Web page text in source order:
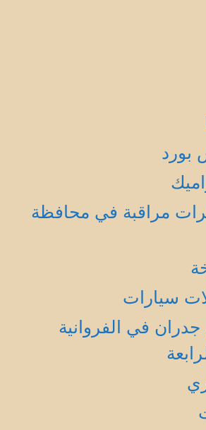
بورد
مراقبة في محافظة
سيارات
في الفروانية